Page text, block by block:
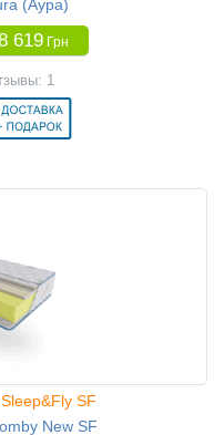
(Аура)
619 Грн
1
SF
New SF